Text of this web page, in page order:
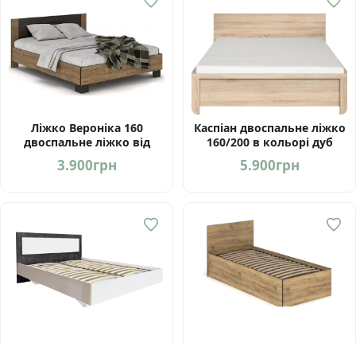
Ліжко Вероніка 160
двоспальне ліжко від
фабрики Мебель-Сервіс
3.900грн
Каспіан двоспальне ліжко
160/200 в кольорі дуб
сонома від БРВ(ВМК)
5.900грн